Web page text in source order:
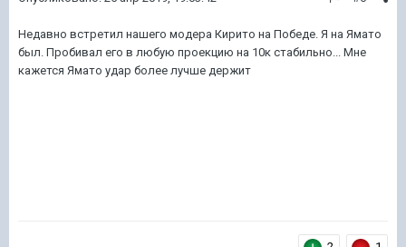
Недавно встретил нашего модера Кирито на Победе. Я на Ямато
был. Пробивал его в любую проекцию на 10к стабильно... Мне
кажется Ямато удар более лучше держит